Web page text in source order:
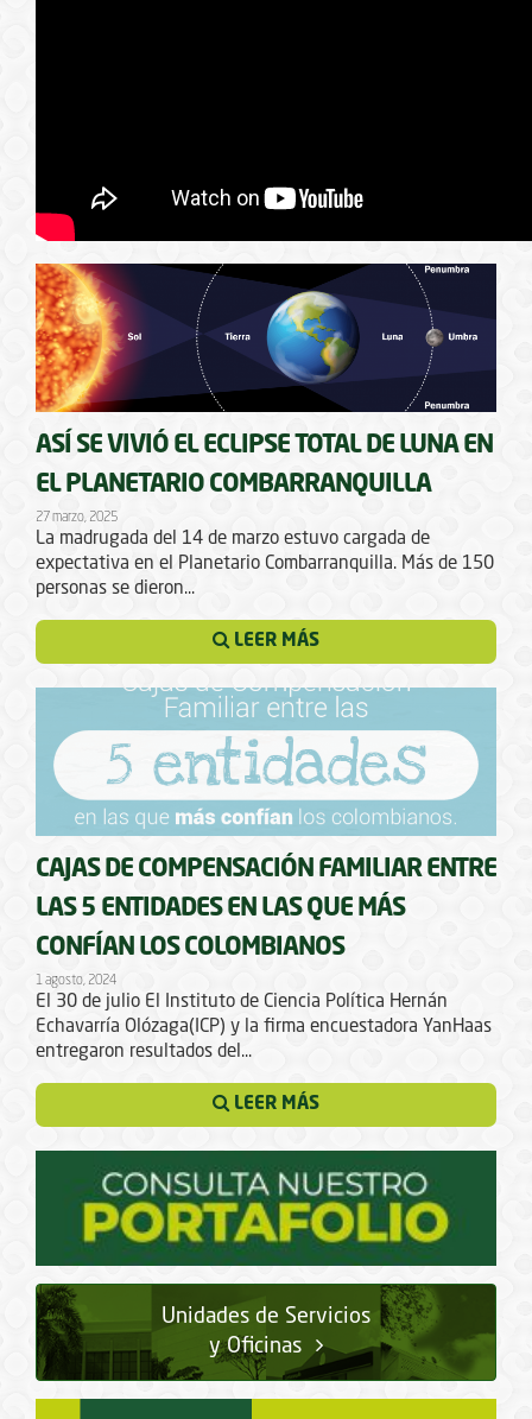
ASÍ SE VIVIÓ EL ECLIPSE TOTAL DE LUNA EN
EL PLANETARIO COMBARRANQUILLA
27 marzo, 2025
La madrugada del 14 de marzo estuvo cargada de
expectativa en el Planetario Combarranquilla. Más de 150
personas se dieron...
LEER MÁS
CAJAS DE COMPENSACIÓN FAMILIAR ENTRE
LAS 5 ENTIDADES EN LAS QUE MÁS
CONFÍAN LOS COLOMBIANOS
1 agosto, 2024
El 30 de julio El Instituto de Ciencia Política Hernán
Echavarría Olózaga(ICP) y la firma encuestadora YanHaas
entregaron resultados del...
LEER MÁS
Unidades de Servicios
y Oficinas